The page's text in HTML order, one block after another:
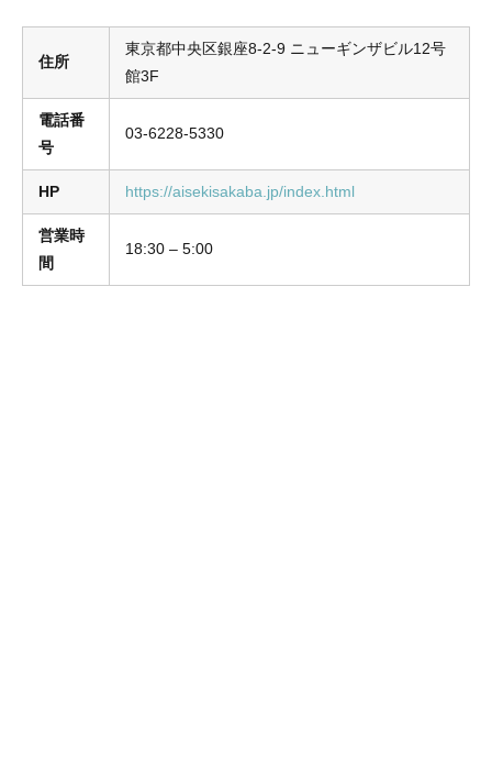
住所
東京都中央区銀座8-2-9 ニューギンザビル12号
館3F
電話番
号
03-6228-5330
HP https://aisekisakaba.jp/index.html
営業時
間
18:30 – 5:00